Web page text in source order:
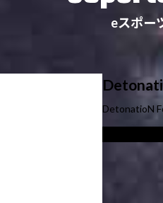
eスポー
DetonatioN